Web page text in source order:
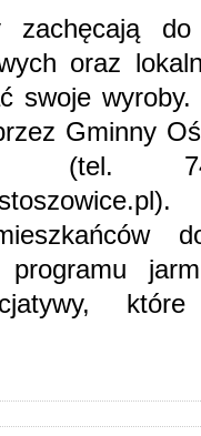
zachęcają
oraz
swoje
Gminny
programu